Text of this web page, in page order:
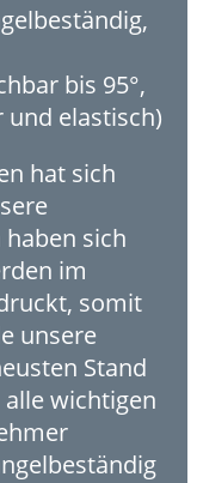
bis 95°,
elastisch)
hat sich
sich
im
somit
unsere
Stand
wichtigen